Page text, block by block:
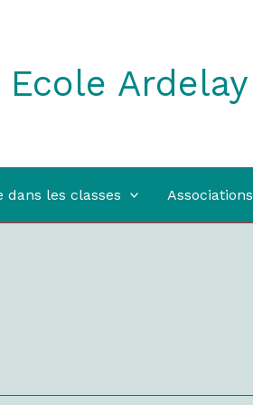
Ecole Ardelay
dans les classes Associations